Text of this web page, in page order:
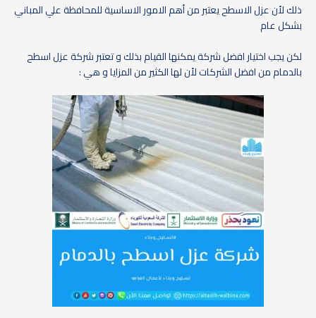
ذلك لأن عزل الاسطح يعتبر من أهم الامور الاساسية للمحافظة علي المباني
بشكل عام
لكن يجب اختيار افضل شركة يمكنها القيام بذلك و تعتبر شركة عزل اسطح
بالدمام من افضل الشركات لأن لها الكثير من المزايا و هي :